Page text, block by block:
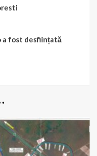
a fost desființată